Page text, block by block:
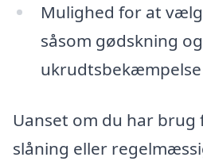
Mulighed for at
såsom gødskning og
ukrudtsbekæmpelse
Uanset om du har brug
slåning eller